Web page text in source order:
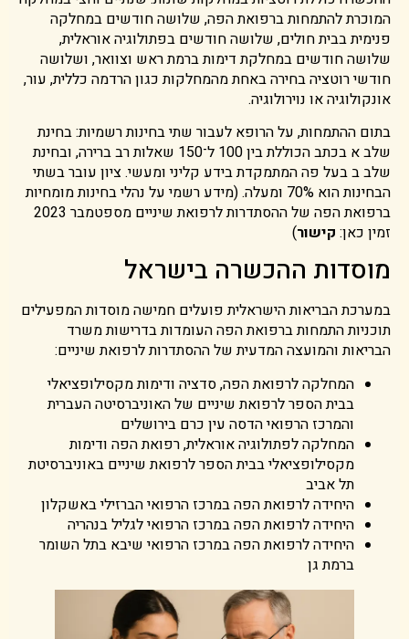
המוכרת להתמחות ברפואת הפה, שלושה חודשים במחלקה
פנימית בבית חולים, שלושה חודשים בפתולוגיה אוראלית,
שלושה חודשים במחלקת דימות ברמת ראש וצוואר, ושלושה
חודשי רוטציה בחירה באחת מהמחלקות כגון הרדמה כללית, עור,
אונקולוגיה או נוירולוגיה.
בתום ההתמחות, על הרופא לעבור שתי בחינות רשמיות: בחינת
שלב א בכתב הכוללת בין 100 ל־150 שאלות רב ברירה, ובחינת
שלב ב בעל פה המתמקדת בידע קליני ומעשי. ציון עובר בשתי
הבחינות הוא 70% ומעלה. (מידע רשמי על נהלי בחינות מומחיות
ברפואת הפה של ההסתדרות לרפואת שיניים מספטמבר 2023
זמין כאן: קישור)
מוסדות ההכשרה בישראל
במערכת הבריאות הישראלית פועלים חמישה מוסדות המפעילים
תוכניות התמחות ברפואת הפה העומדות בדרישות משרד
הבריאות והמועצה המדעית של ההסתדרות לרפואת שיניים:
המחלקה לרפואת הפה, סדציה ודימות מקסילופציאלי
בבית הספר לרפואת שיניים של האוניברסיטה העברית
והמרכז הרפואי הדסה עין כרם בירושלים
המחלקה לפתולוגיה אוראלית, רפואת הפה ודימות
מקסילופציאלי בבית הספר לרפואת שיניים באוניברסיטת
תל אביב
היחידה לרפואת הפה במרכז הרפואי הברזילי באשקלון
היחידה לרפואת הפה במרכז הרפואי לגליל בנהריה
היחידה לרפואת הפה במרכז הרפואי שיבא בתל השומר
ברמת גן